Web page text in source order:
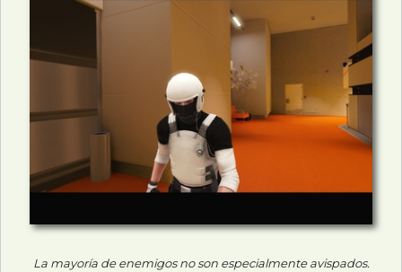
La mayoría de enemigos no son especialmente avispados.